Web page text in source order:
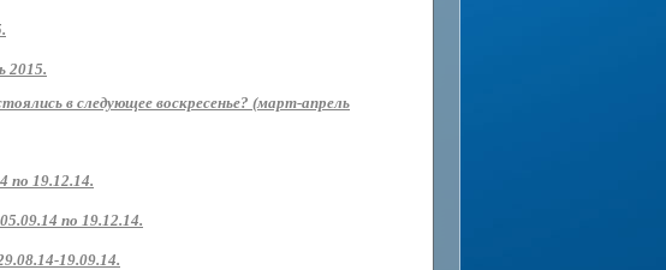
2015.
в следующее воскресенье? (март-апрель
по 19.12.14.
по 19.12.14.
19.09.14.